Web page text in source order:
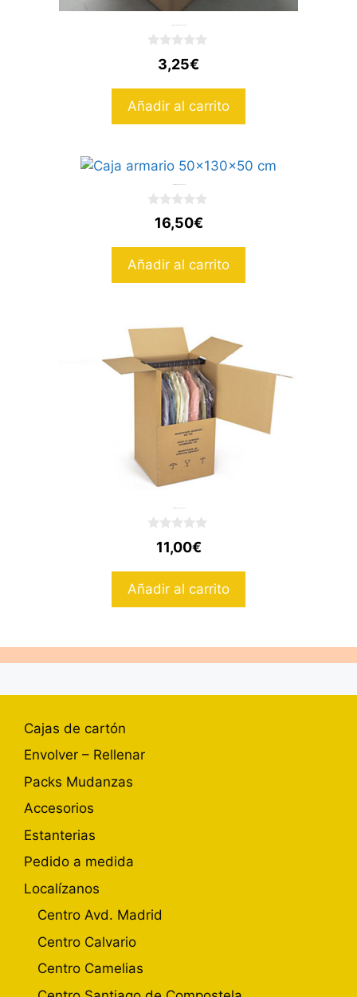
5
3,25€
Añadir al carrito
5
16,50€
Añadir al carrito
5
11,00€
Añadir al carrito
Cajas de cartón
Envolver – Rellenar
Packs Mudanzas
Accesorios
Estanterias
Pedido a medida
Localízanos
Centro Avd. Madrid
Centro Calvario
Centro Camelias